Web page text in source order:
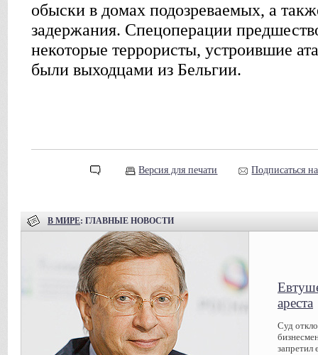
обыски в домах подозреваемых, а
задержания. Спецоперации
некоторые террористы, устроившие
были выходцами из Бельгии.
Версия для печати Подписаться
В МИРЕ: ГЛАВНЫЕ НОВОСТИ
ареста
Суд
запретил